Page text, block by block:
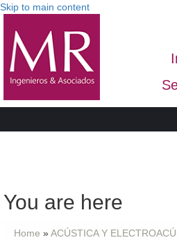
Skip to main content
You are here
Home »ACÚSTICA Y